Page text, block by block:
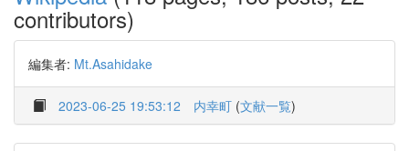
contributors)
編集者: Mt.Asahidake
2023-06-25 19:53:12 内幸町 (文献一覧)